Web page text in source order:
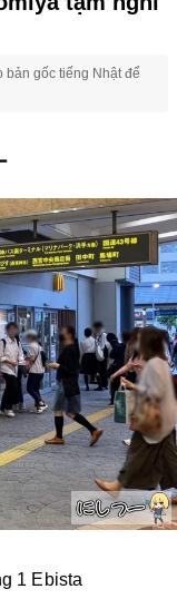
bản gốc tiếng Nhật để
1 Ebista